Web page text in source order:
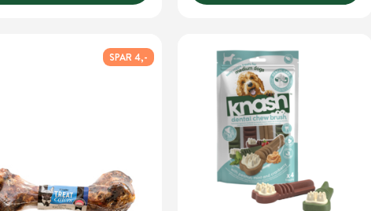
SPAR 4,-